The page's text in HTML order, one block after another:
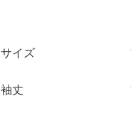
アクセサリー・腕時計
財布・ポーチ・ケース
サイズ
ウェア（S/M/L）
袖丈